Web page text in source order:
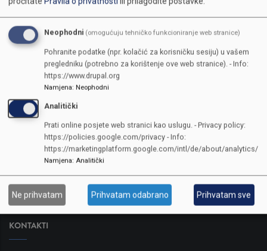
KONTAKTI
Neophodni (omogućuju tehničko funkcioniranje web stranice)
Pohranite podatke (npr. kolačić za korisničku sesiju) u vašem
pregledniku (potrebno za korištenje ove web stranice). - Info:
https://www.drupal.org
Namjena: Neophodni
Analitički
Prati online posjete web stranici kao uslugu. - Privacy policy:
https://policies.google.com/privacy - Info:
https://marketingplatform.google.com/intl/de/about/analytics/
Namjena: Analitički
Ne prihvatam Prihvatam odabrano Prihvatam sve